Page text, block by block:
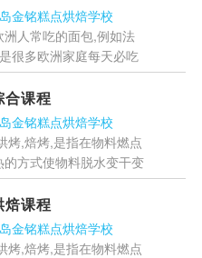
金铭糕点烘焙学校
洲人常吃的面包,例如法
很多欧洲家庭每天必吃
国,西班牙等国家.青岛金
开设了法师欧包的课
习的学...[详情]
合课程
金铭糕点烘焙学校
烤,焙烤,是指在物料燃点
的方式使物料脱水变干变
是指一种用五谷磨粉制
的食品,青岛金铭金铭
开设帮助...[详情]
焙课程
金铭糕点烘焙学校
烤,焙烤,是指在物料燃点